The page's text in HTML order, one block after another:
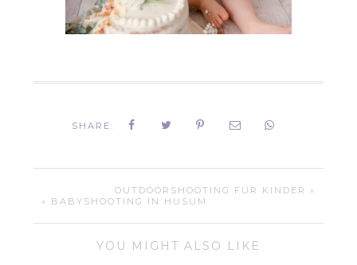
SHARE:
OUTDOORSHOOTING FÜR KINDER »
« BABYSHOOTING IN HUSUM
YOU MIGHT ALSO LIKE